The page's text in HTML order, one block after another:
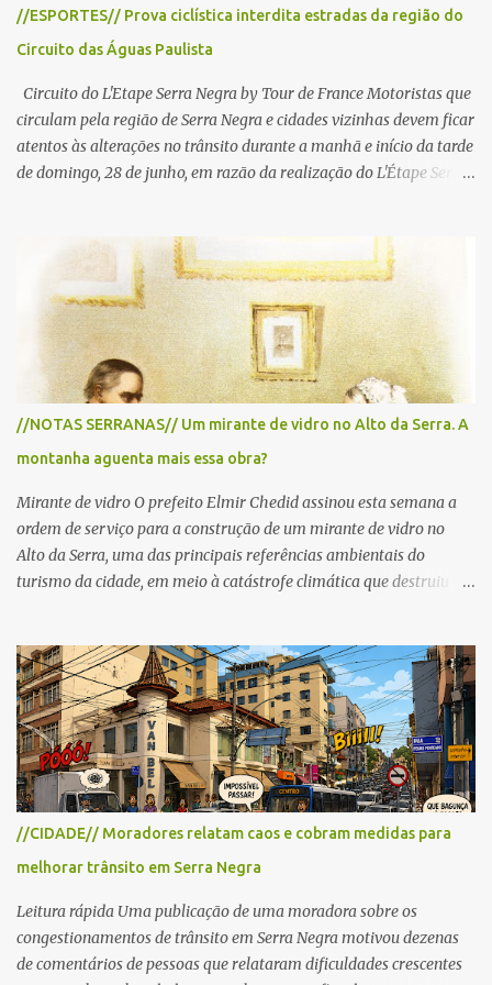
//ESPORTES// Prova ciclística interdita estradas da região do
Circuito das Águas Paulista
Circuito do L'Etape Serra Negra by Tour de France Motoristas que
circulam pela região de Serra Negra e cidades vizinhas devem ficar
atentos às alterações no trânsito durante a manhã e início da tarde
de domingo, 28 de junho, em razão da realização do L'Étape Serra
reunirá atletas de diferentes regiões do país e terá percursos
passando pelos municípios de Serra Negra, Amparo, Monte Alegre
do Sul, Lindoia e Socorro. Para garantir a segurança dos
participantes e do público, diversos trechos de rodovias e estradas
da região serão interditados temporariamente ao longo da prova.
A largada será na Rua Coronel Pedro Penteado, em Serra Negra,
para cerca de 2.000 ciclistas, às 6h30. De acordo com o
cronograma da organização e de todas as prefeituras envolvidas,
as interdições ocorrerão de forma programada e os trechos serão
//NOTAS SERRANAS// Um mirante de vidro no Alto da Serra. A
montanha aguenta mais essa obra?
Mirante de vidro O prefeito Elmir Chedid assinou esta semana a
ordem de serviço para a construção de um mirante de vidro no
Alto da Serra, uma das principais referências ambientais do
turismo da cidade, em meio à catástrofe climática que destruiu o
ambiental nas políticas públicas. Preservação permanente O Alto
da Serra está localizado em uma das Áreas de Preservação
Permanente no município, chamadas de APP no Código Florestal
Brasileiro, Lei nº 12.651/12. As APPS são protegidas com a função
ambiental de preservar os recursos hídricos, a paisagem, a
proteção do solo e a biodiversidade para assegurar a qualidade de
vida da população. No local já estão instaladas torres de
transmissão de televisão e telefonia celular, contêineres de uso
comercial, sanitário público, pequenas construções e uma rampa
obra? Im...
//CIDADE// Moradores relatam caos e cobram medidas para
melhorar trânsito em Serra Negra
Leitura rápida Uma publicação de uma moradora sobre os
congestionamentos de trânsito em Serra Negra motivou dezenas
de comentários de pessoas que relataram dificuldades crescentes